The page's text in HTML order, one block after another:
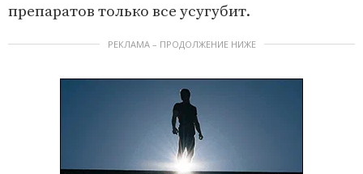
препаратов только все усугубит.
РЕКЛАМА – ПРОДОЛЖЕНИЕ НИЖЕ